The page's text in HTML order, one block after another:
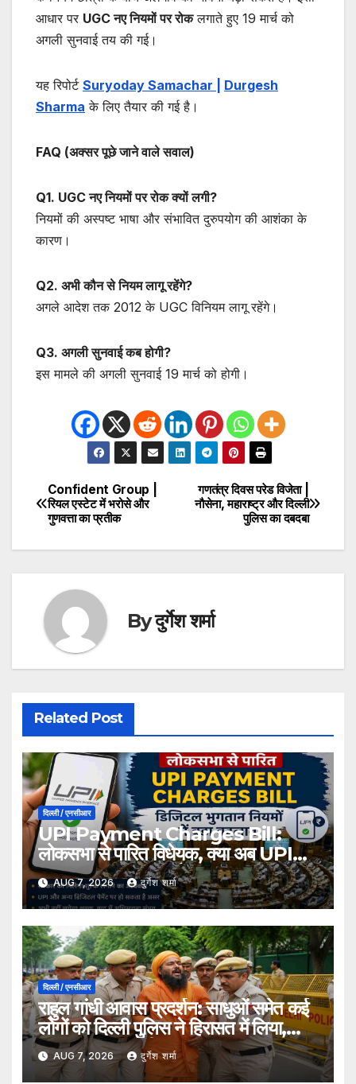
आधार पर UGC नए नियमों पर रोकलगाते हुए 19 मार्च को
अगली सुनवाई तय की गई।
यह रिपोर्ट Suryoday Samachar |
Durgesh
Sharma के लिए तैयार की गई है।
FAQ (अक्सर पूछे जाने वाले सवाल)
Q1. UGC नए नियमों पर रोक क्यों लगी?
नियमों की अस्पष्ट भाषा और संभावित दुरुपयोग की आशंका के
कारण।
Q2. अभी कौन से नियम लागू रहेंगे?
अगले आदेश तक 2012 के UGC विनियम लागू रहेंगे।
Q3. अगली सुनवाई कब होगी?
इस मामले की अगली सुनवाई 19 मार्च को होगी।
Post
navigation
गणतंत्र दिवस परेड विजेता |
नौसेना, महाराष्ट्र और दिल्ली
पुलिस का दबदबा
Confident Group |
रियल एस्टेट में भरोसे और
गुणवत्ता का प्रतीक
Byदुर्गेश शर्मा
Related Post
दिल्ली / एनसीआर
UPI Payment Charges Bill:
लोकसभा से पारित विधेयक, क्या अब UPI
भुगतान पर लग सकता है शुल्क?
AUG 7, 2026 दुर्गेश शर्मा
दिल्ली / एनसीआर
राहुल गांधी आवास प्रदर्शन: साधुओं समेत कई
लोगों को दिल्ली पुलिस ने हिरासत में लिया,
सुरक्षा व्यवस्था कड़ी
AUG 7, 2026 दुर्गेश शर्मा